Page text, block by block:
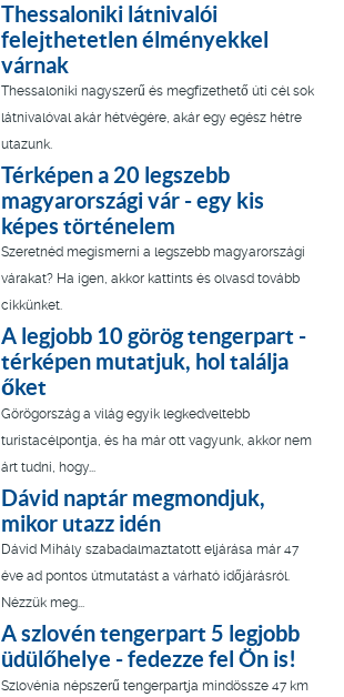
Thessaloniki látnivalói
felejthetetlen élményekkel
várnak
Thessaloniki nagyszerű és megfizethető úti cél sok
látnivalóval akár hétvégére, akár egy egész hétre
utazunk.
Térképen a 20 legszebb
magyarországi vár - egy kis
képes történelem
Szeretnéd megismerni a legszebb magyarországi
várakat? Ha igen, akkor kattints és olvasd tovább
cikkünket.
A legjobb 10 görög tengerpart -
térképen mutatjuk, hol találja
őket
Görögország a világ egyik legkedveltebb
turistacélpontja, és ha már ott vagyunk, akkor nem
árt tudni, hogy...
Dávid naptár megmondjuk,
mikor utazz idén
Dávid Mihály szabadalmaztatott eljárása már 47
éve ad pontos útmutatást a várható időjárásról.
Nézzük meg...
A szlovén tengerpart 5 legjobb
üdülőhelye - fedezze fel Ön is!
Szlovénia népszerű tengerpartja mindössze 47 km